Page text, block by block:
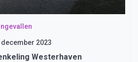
december 2023
Westerhaven